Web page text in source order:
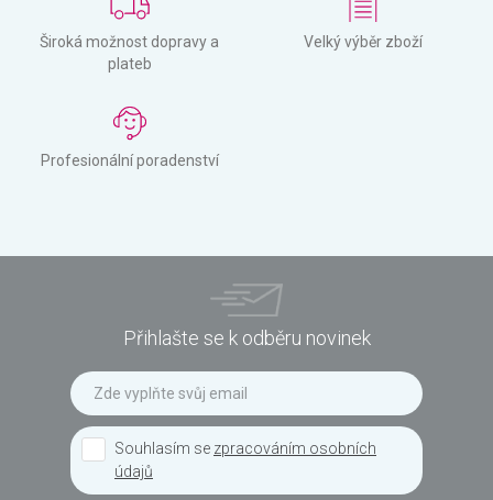
Široká možnost dopravy a
plateb
Velký výběr zboží
Profesionální poradenství
Přihlašte se k odběru novinek
Souhlasím se zpracováním osobních
údajů